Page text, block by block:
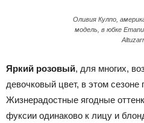
Оливия Кулпо,
модель, в юбке
Яркий розовый, для многих,
девочковый цвет, в этом сезоне
Жизнерадостные ягодные
фуксии одинаково к лицу и